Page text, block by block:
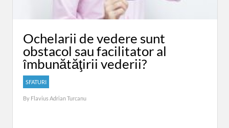
Ochelarii de vedere sunt
obstacol sau facilitator al
îmbunătăţirii vederii?
SFATURI
By Flavius Adrian Turcanu